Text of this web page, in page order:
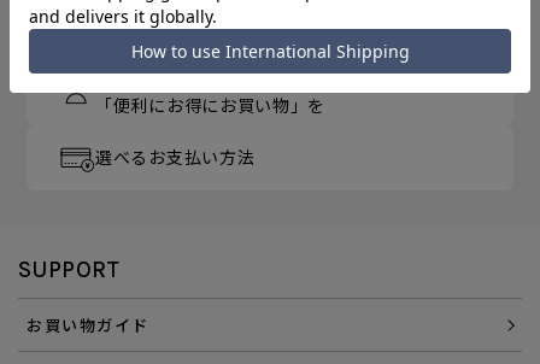
エース直営ならではの
会員登録でさらに
「便利にお得にお買い物」を
選べるお支払い方法
SUPPORT
お買い物ガイド